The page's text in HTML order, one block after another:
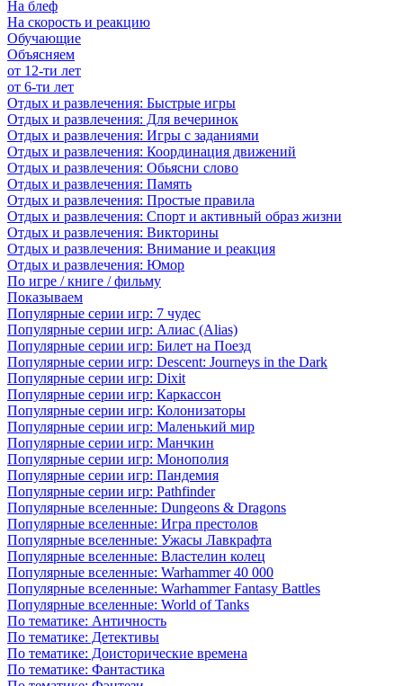
На блеф
На скорость и реакцию
Обучающие
Объясняем
от 12-ти лет
от 6-ти лет
Отдых и развлечения: Быстрые игры
Отдых и развлечения: Для вечеринок
Отдых и развлечения: Игры с заданиями
Отдых и развлечения: Координация движений
Отдых и развлечения: Обьясни слово
Отдых и развлечения: Память
Отдых и развлечения: Простые правила
Отдых и развлечения: Спорт и активный образ жизни
Отдых и развлечения: Викторины
Отдых и развлечения: Внимание и реакция
Отдых и развлечения: Юмор
По игре / книге / фильму
Показываем
Популярные серии игр: 7 чудес
Популярные серии игр: Алиас (Alias)
Популярные серии игр: Билет на Поезд
Популярные серии игр: Descent: Journeys in the Dark
Популярные серии игр: Dixit
Популярные серии игр: Каркассон
Популярные серии игр: Колонизаторы
Популярные серии игр: Маленький мир
Популярные серии игр: Манчкин
Популярные серии игр: Монополия
Популярные серии игр: Пандемия
Популярные серии игр: Pathfinder
Популярные вселенные: Dungeons & Dragons
Популярные вселенные: Игра престолов
Популярные вселенные: Ужасы Лавкрафта
Популярные вселенные: Властелин колец
Популярные вселенные: Warhammer 40 000
Популярные вселенные: Warhammer Fantasy Battles
Популярные вселенные: World of Tanks
По тематике: Античность
По тематике: Детективы
По тематике: Доисторические времена
По тематике: Фантастика